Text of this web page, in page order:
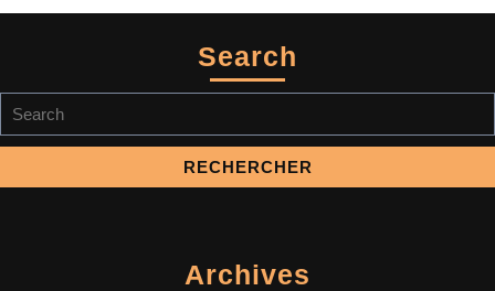
Search
for:
Archives